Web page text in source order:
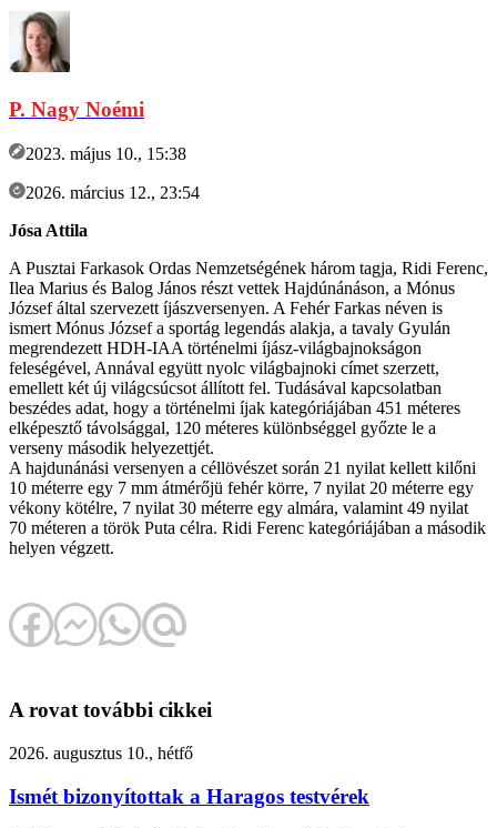
P. Nagy Noémi
2023. május 10., 15:38
2026. március 12., 23:54
Jósa Attila
A Pusztai Farkasok Ordas Nemzetségének három tagja, Ridi Ferenc,
Ilea Marius és Balog János részt vettek Hajdúnánáson, a Mónus
József által szervezett íjászversenyen. A Fehér Farkas néven is
ismert Mónus József a sportág legendás alakja, a tavaly Gyulán
megrendezett HDH-IAA történelmi íjász-világbajnokságon
feleségével, Annával együtt nyolc világbajnoki címet szerzett,
emellett két új világcsúcsot állított fel. Tudásával kapcsolatban
beszédes adat, hogy a történelmi íjak kategóriájában 451 méteres
elképesztő távolsággal, 120 méteres különbséggel győzte le a
verseny második helyezettjét.
A hajdunánási versenyen a céllövészet során 21 nyilat kellett kilőni
10 méterre egy 7 mm átmérőjü fehér körre, 7 nyilat 20 méterre egy
vékony kötélre, 7 nyilat 30 méterre egy almára, valamint 49 nyilat
70 méteren a török Puta célra. Ridi Ferenc kategóriájában a második
helyen végzett.
A rovat további cikkei
2026. augusztus 10., hétfő
Ismét bizonyítottak a Haragos testvérek